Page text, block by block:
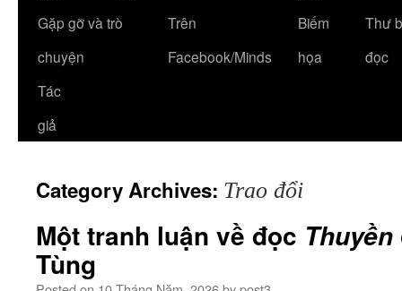
Gặp gỡ và trò
chuyện
Trên
Facebook/Minds
Biếm
họa
Thư
đọc
Tác
giả
Category Archives: Trao đổi
Một tranh luận về đọc Thuyền
Tùng